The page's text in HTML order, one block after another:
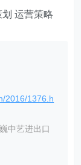
运营策略
2016/1376.h
中艺进出口